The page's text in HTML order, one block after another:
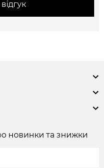
новинки та знижки